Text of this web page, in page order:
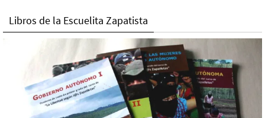
Libros de la Escuelita Zapatista